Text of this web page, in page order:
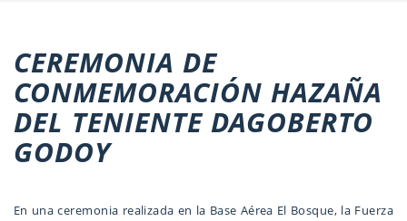
CEREMONIA DE
CONMEMORACIÓN HAZAÑA
DEL TENIENTE DAGOBERTO
GODOY
En una ceremonia realizada en la Base Aérea El Bosque, la Fuerza